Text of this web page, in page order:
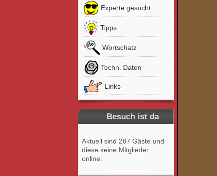
Experte gesucht
Tipps
Wortschatz
Techn. Daten
Links
Besuch ist da
Aktuell sind 287 Gäste und
diese keine Mitglieder
online: